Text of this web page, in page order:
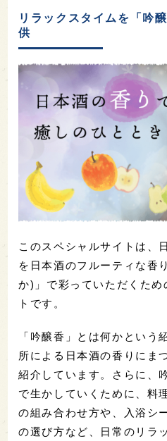
リラックスタイムを「吟
供
このスペシャルサイトは、
を日本酒のフルーティな香
か)」で彩っていただくため
トです。
「吟醸香」とは何かという
所による日本酒の香りにま
紹介しています。さらに、
で生かしていくために、料
の組み合わせ方や、入浴シ
の選び方など、日常のリラ